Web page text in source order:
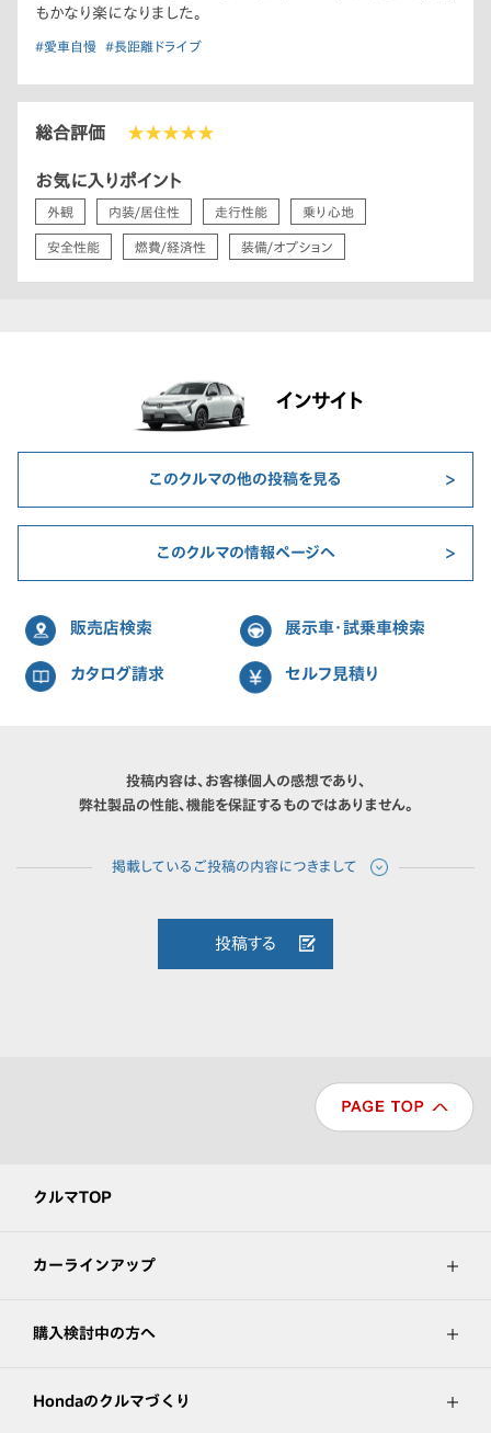
もかなり楽になりました。
#愛車自慢 #長距離ドライブ
総合評価 ★★★★★
お気に入りポイント
外観 内装/居住性 走行性能 乗り心地
安全性能 燃費/経済性 装備/オプション
インサイト
このクルマの他の投稿を見る
このクルマの情報ページへ
販売店検索 展示車・試乗車検索
カタログ請求 セルフ見積り
投稿内容は、お客様個人の感想であり、
弊社製品の性能、機能を保証するものではありません。
投稿する
クルマTOP
カーラインアップ
購入検討中の方へ
Hondaのクルマづくり